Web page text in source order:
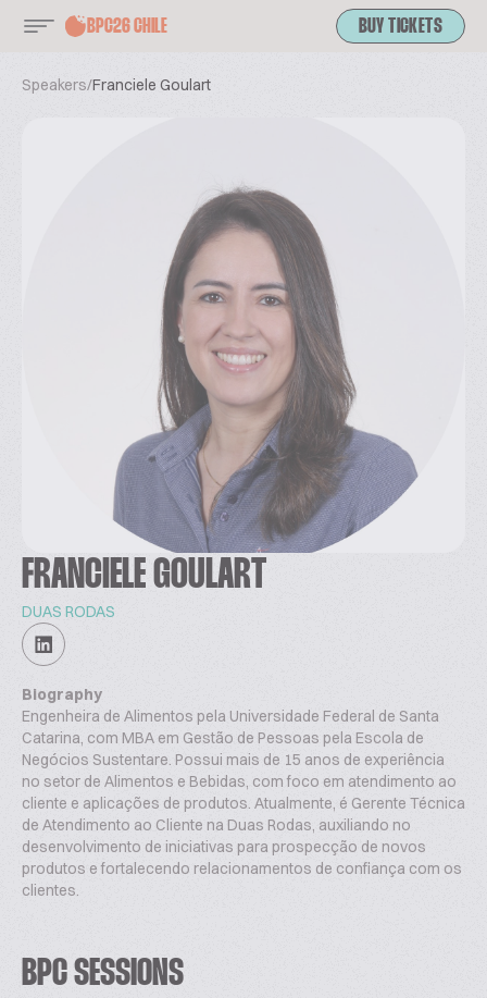
BPC26 CHILE BUY TICKETS
Speakers/Franciele Goulart
FRANCIELE GOULART
DUAS RODAS
Biography
Engenheira de Alimentos pela Universidade Federal de Santa
Catarina, com MBA em Gestão de Pessoas pela Escola de
Negócios Sustentare. Possui mais de 15 anos de experiência
no setor de Alimentos e Bebidas, com foco em atendimento ao
cliente e aplicações de produtos. Atualmente, é Gerente Técnica
de Atendimento ao Cliente na Duas Rodas, auxiliando no
desenvolvimento de iniciativas para prospecção de novos
produtos e fortalecendo relacionamentos de confiança com os
clientes.
BPC SESSIONS